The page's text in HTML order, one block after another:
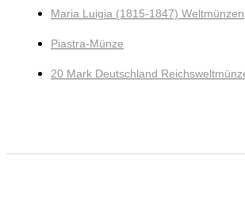
Maria Luigia (1815-1847) Weltmünzen
Piastra-Münze
20 Mark Deutschland